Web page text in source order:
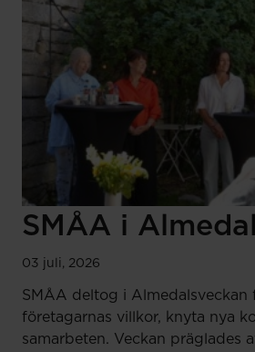
SMÅA i
03 juli, 2026
SMÅA deltog i Almedalsveckan
företagarnas villkor, knyta nya
samarbeten. Veckan präglades